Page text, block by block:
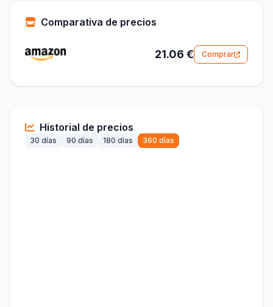
Comparativa de precios
21.06 € Comprar
Historial de precios
30 días 90 días 180 días 360 días